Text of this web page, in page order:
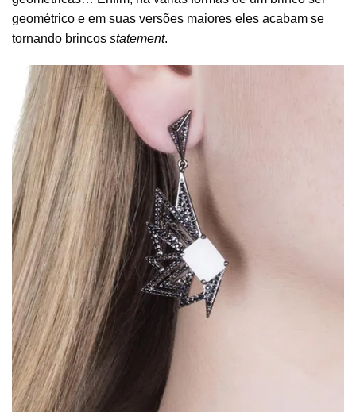
geométrico e em suas versões maiores eles acabam se
tornando brincos statement.